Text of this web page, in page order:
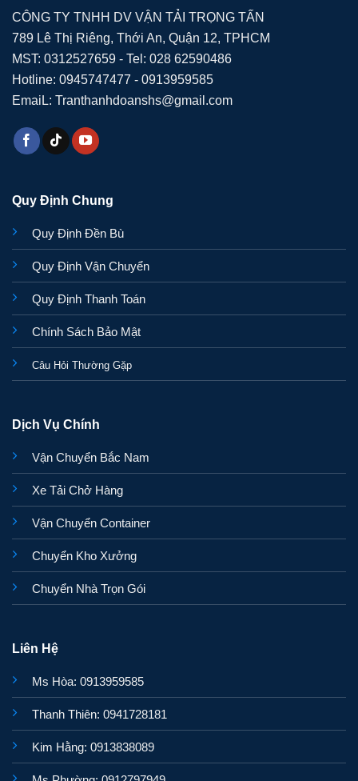
CÔNG TY TNHH DV VẬN TẢI TRỌNG TẤN
789 Lê Thị Riêng, Thới An, Quận 12, TPHCM
MST: 0312527659 - Tel: 028 62590486
Hotline: 0945747477 - 0913959585
EmaiL: Tranthanhdoanshs@gmail.com
Quy Định Chung
Quy Định Đền Bù
Quy Định Vận Chuyển
Quy Định Thanh Toán
Chính Sách Bảo Mật
Câu Hỏi Thường Gặp
Dịch Vụ Chính
Vận Chuyển Bắc Nam
Xe Tải Chở Hàng
Vận Chuyển Container
Chuyển Kho Xưởng
Chuyển Nhà Trọn Gói
Liên Hệ
Ms Hòa: 0913959585
Thanh Thiên: 0941728181
Kim Hằng: 0913838089